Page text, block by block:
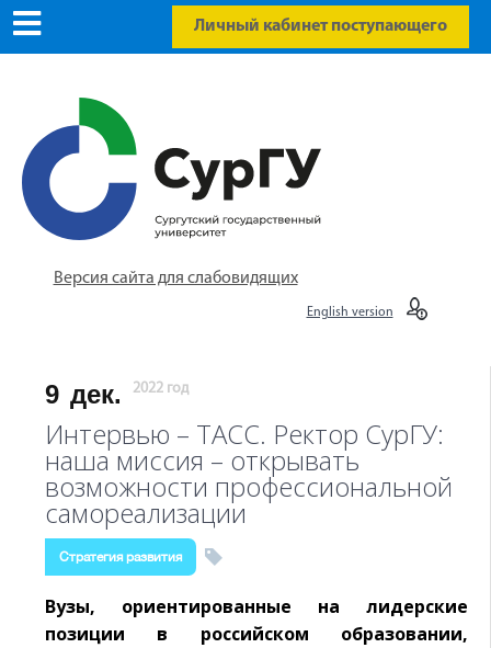
Личный кабинет поступающего
Версия сайта для слабовидящих
English version
9 дек. 2022 год
Интервью – ТАСС. Ректор СурГУ:
наша миссия – открывать
возможности профессиональной
самореализации
Стратегия развития
Вузы, ориентированные на лидерские
позиции в российском образовании,